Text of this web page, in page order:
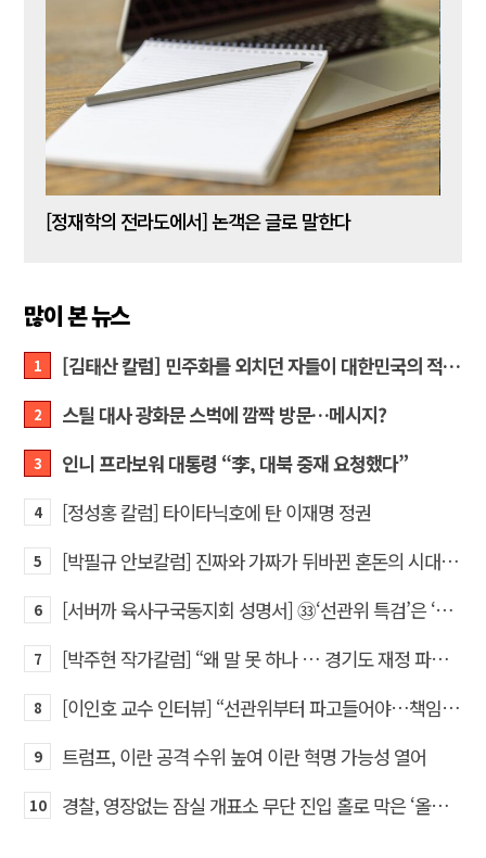
[정재학의 전라도에서] 논객은 글로 말한다
많이 본 뉴스
1 [김태산 칼럼] 민주화를 외치던 자들이 대한민국의 적이고 간첩이었다
2 스틸 대사 광화문 스벅에 깜짝 방문…메시지?
3 인니 프라보워 대통령 “李, 대북 중재 요청했다”
4 [정성홍 칼럼] 타이타닉호에 탄 이재명 정권
5 [박필규 안보칼럼] 진짜와 가짜가 뒤바뀐 혼돈의 시대, 안보 파탄은 막아야
6 [서버까 육사구국동지회 성명서] ㉝‘선관위 특검’은 ‘부정선거 특검’으로 명명하고 박주현 변호사를 ‘특검’으로 임명하라!
7 [박주현 작가칼럼] “왜 말 못 하나 … 경기도 재정 파탄의 진짜 원인을”
8 [이인호 교수 인터뷰] “선관위부터 파고들어야…책임자 직접 고발하라”
9 트럼프, 이란 공격 수위 높여 이란 혁명 가능성 열어
10 경찰, 영장없는 잠실 개표소 무단 진입 홀로 막은 ‘올다르크’ 불구속 송치